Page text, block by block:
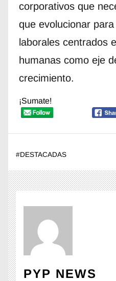
corporativos que
que evolucionar
laborales centrados
humanas como eje
crecimiento.
¡Sumate!
#DESTACADAS
PYP NEWS